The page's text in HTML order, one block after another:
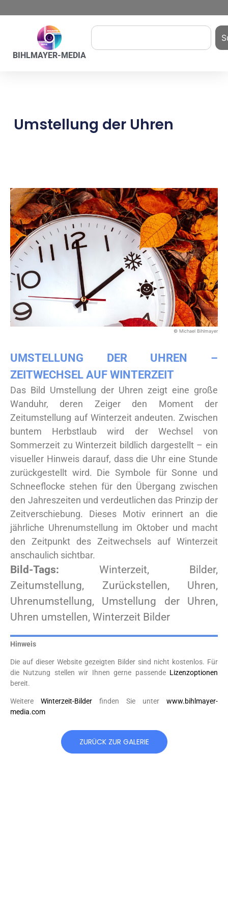
BIHLMAYER-MEDIA
Umstellung der Uhren
© Michael Bihlmayer
UMSTELLUNG DER UHREN –
ZEITWECHSEL AUF WINTERZEIT
Das Bild Umstellung der Uhren zeigt eine große
Wanduhr, deren Zeiger den Moment der
Zeitumstellung auf Winterzeit andeuten. Zwischen
buntem Herbstlaub wird der Wechsel von
Sommerzeit zu Winterzeit bildlich dargestellt – ein
visueller Hinweis darauf, dass die Uhr eine Stunde
zurückgestellt wird. Die Symbole für Sonne und
Schneeflocke stehen für den Übergang zwischen
den Jahreszeiten und verdeutlichen das Prinzip der
Zeitverschiebung. Dieses Motiv erinnert an die
jährliche Uhrenumstellung im Oktober und macht
den Zeitpunkt des Zeitwechsels auf Winterzeit
anschaulich sichtbar.
Bild-Tags: Winterzeit, Bilder,
Zeitumstellung, Zurückstellen, Uhren,
Uhrenumstellung, Umstellung der Uhren,
Uhren umstellen, Winterzeit Bilder
Hinweis
Die auf dieser Website gezeigten Bilder sind nicht kostenlos. Für
die Nutzung stellen wir Ihnen gerne passende Lizenzoptionen
bereit.
Weitere Winterzeit-Bilder finden Sie unter www.bihlmayer-
media.com
ZURÜCK ZUR GALERIE